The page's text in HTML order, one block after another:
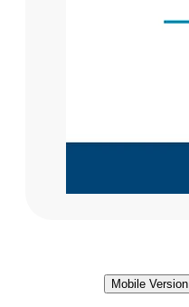
Mobile Version